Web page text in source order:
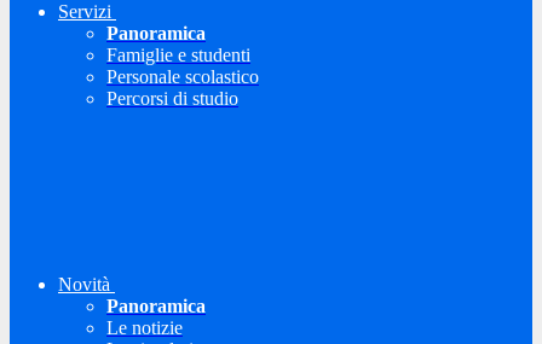
Servizi
Panoramica
Famiglie e studenti
Personale scolastico
Percorsi di studio
Novità
Panoramica
Le notizie